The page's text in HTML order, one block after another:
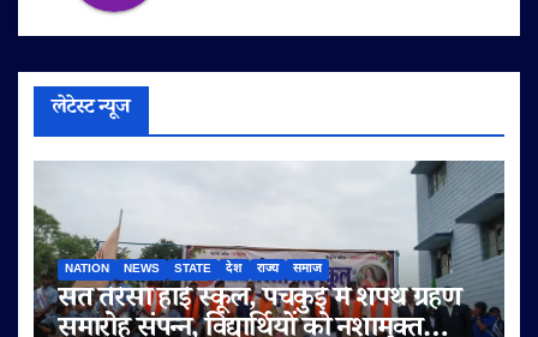
लेटेस्ट न्यूज
NATION NEWS STATE देश राज्य समाज
संत तेरेसा हाई स्कूल, पंचकुई में शपथ ग्रहण